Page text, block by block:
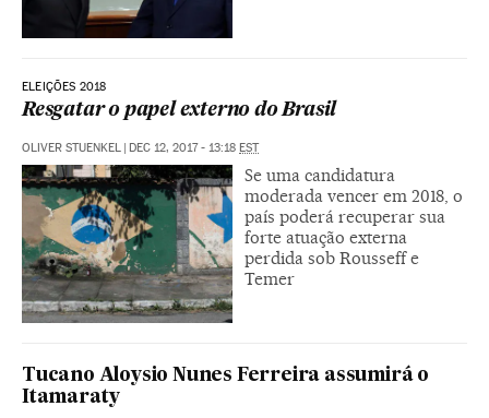
ELEIÇÕES 2018
Resgatar o papel externo do Brasil
OLIVER STUENKEL DEC 12, 2017 - 13:18 EST
Se uma candidatura
moderada vencer em 2018, o
país poderá recuperar sua
forte atuação externa
perdida sob Rousseff e
Temer
Tucano Aloysio Nunes Ferreira assumirá o
Itamaraty